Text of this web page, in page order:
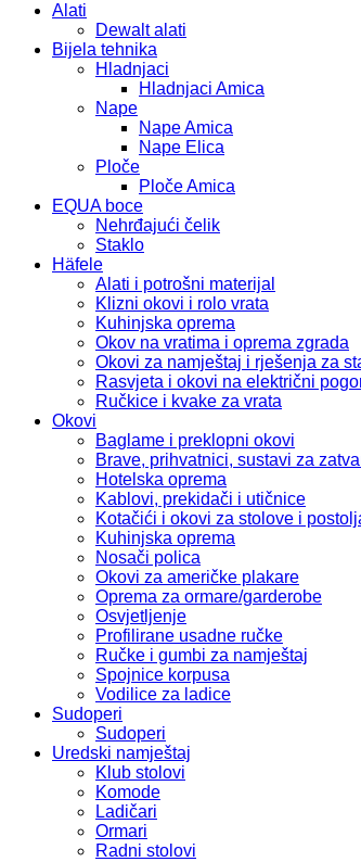
Alati
Dewalt alati
Bijela tehnika
Hladnjaci
Hladnjaci Amica
Nape
Nape Amica
Nape Elica
Ploče
Ploče Amica
EQUA boce
Nehrđajući čelik
Staklo
Häfele
Alati i potrošni materijal
Klizni okovi i rolo vrata
Kuhinjska oprema
Okov na vratima i oprema zgrada
Okovi za namještaj i rješenja za
Rasvjeta i okovi na električni
Ručkice i kvake za vrata
Okovi
Baglame i preklopni okovi
Brave, prihvatnici, sustavi za
Hotelska oprema
Kablovi, prekidači i utičnice
Kotačići i okovi za stolove i
Kuhinjska oprema
Nosači polica
Okovi za američke plakare
Oprema za ormare/garderobe
Osvjetljenje
Profilirane usadne ručke
Ručke i gumbi za namještaj
Spojnice korpusa
Vodilice za ladice
Sudoperi
Sudoperi
Uredski namještaj
Klub stolovi
Komode
Ladičari
Ormari
Radni stolovi